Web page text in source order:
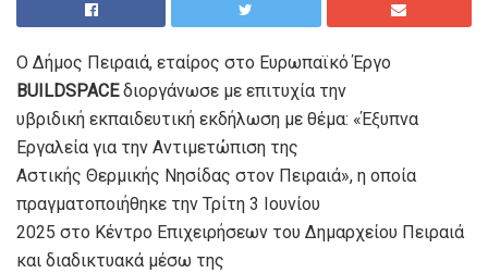
Ο Δήμος Πειραιά, εταίρος στο Ευρωπαϊκό Έργο
BUILDSPACEδιοργάνωσε με επιτυχία την
υβριδική εκπαιδευτική εκδήλωση με θέμα: «Έξυπνα
Εργαλεία για την Αντιμετώπιση της
Αστικής Θερμικής Νησίδας στον Πειραιά», η οποία
πραγματοποιήθηκε την Τρίτη 3 Ιουνίου
2025 στο Κέντρο Επιχειρήσεων του Δημαρχείου Πειραιά
και διαδικτυακά μέσω της